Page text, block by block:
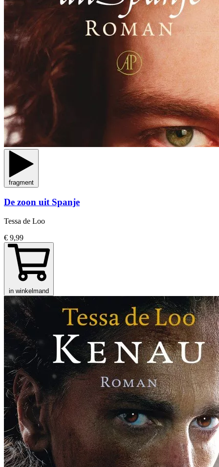
fragment
De zoon uit Spanje
Tessa de Loo
€ 9,99
in winkelmand